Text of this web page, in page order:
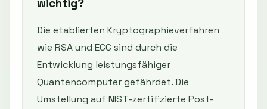
wichtig?
Die etablierten Kryptographieverfahren
wie RSA und ECC sind durch die
Entwicklung leistungsfähiger
Quantencomputer gefährdet. Die
Umstellung auf NIST-zertifizierte Post-